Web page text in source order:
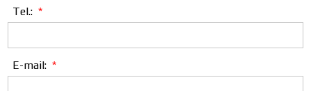
Tel.:
E-mail: